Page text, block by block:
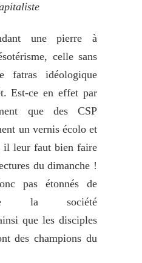
une pierre à
celle sans
fatras idéologique
Est-ce en effet par
que des CSP
un vernis écolo et
il leur faut bien faire
du dimanche !
pas étonnés de
la société
que les disciples
des champions du